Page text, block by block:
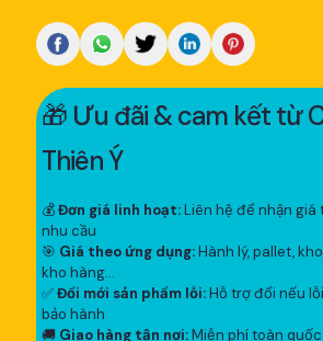
🎁 Ưu đãi & cam kết từ
Thiên Ý
💰Đơn giá linh hoạt:Liên hệ để nhận
nhu cầu
🎯 Giá theo ứng dụng:Hành lý, pallet,
kho hàng...
✅Đổi mới sản phẩm lỗi:Hỗ trợ đổi nếu
bảo hành
🚚 Giao hàng tận nơi:Miễn phí toàn